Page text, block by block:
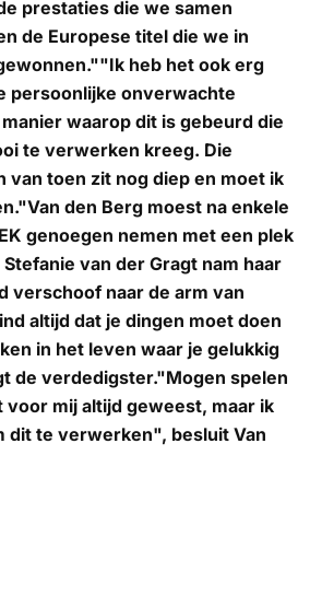
prestaties die we samen
de Europese titel die we in
heb het ook erg
persoonlijke onverwachte
waarop dit is gebeurd die
te verwerken kreeg. Die
van toen zit nog diep en moet ik
den Berg moest na enkele
genoegen nemen met een plek
van der Gragt nam haar
verschoof naar de arm van
altijd dat je dingen moet doen
in het leven waar je gelukkig
de verdedigster."Mogen spelen
voor mij altijd geweest, maar ik
dit te verwerken", besluit Van